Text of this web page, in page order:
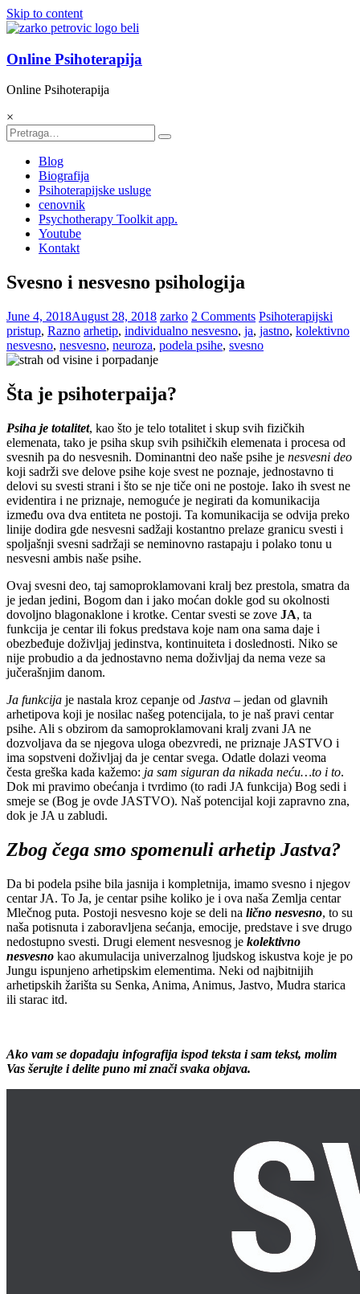
Skip to content
Online Psihoterapija
Online Psihoterapija
×
Blog
Biografija
Psihoterapijske usluge
cenovnik
Psychotherapy Toolkit app.
Youtube
Kontakt
Svesno i nesvesno psihologija
June 4, 2018August 28, 2018 zarko 2 Comments Psihoterapijski
pristup, Razno arhetip, individualno nesvesno, ja, jastno, kolektivno
nesvesno, nesvesno, neuroza, podela psihe, svesno
Šta je psihoterpaija?
Psiha je totalitet, kao što je telo totalitet i skup svih fizičkih
elemenata, tako je psiha skup svih psihičkih elemenata i procesa od
svesnih pa do nesvesnih. Dominantni deo naše psihe je nesvesni deo
koji sadrži sve delove psihe koje svest ne poznaje, jednostavno ti
delovi su svesti strani i što se nje tiče oni ne postoje. Iako ih svest ne
evidentira i ne priznaje, nemoguće je negirati da komunikacija
između ova dva entiteta ne postoji. Ta komunikacija se odvija preko
linije dodira gde nesvesni sadžaji kostantno prelaze granicu svesti i
spoljašnji svesni sadržaji se neminovno rastapaju i polako tonu u
nesvesni ambis naše psihe.
Ovaj svesni deo, taj samoproklamovani kralj bez prestola, smatra da
je jedan jedini, Bogom dan i jako moćan dokle god su okolnosti
dovoljno blagonaklone i krotke. Centar svesti se zove JA, ta
funkcija je centar ili fokus predstava koje nam ona sama daje i
obezbeđuje doživljaj jedinstva, kontinuiteta i doslednosti. Niko se
nije probudio a da jednostavno nema doživljaj da nema veze sa
jučerašnjim danom.
Ja funkcija je nastala kroz cepanje od Jastva – jedan od glavnih
arhetipova koji je nosilac našeg potencijala, to je naš pravi centar
psihe. Ali s obzirom da samoproklamovani kralj zvani JA ne
dozvoljava da se njegova uloga obezvredi, ne priznaje JASTVO i
ima sopstveni doživljaj da je centar svega. Odatle dolazi veoma
česta greška kada kažemo: ja sam siguran da nikada neću…to i to.
Dok mi pravimo obećanja i tvrdimo (to radi JA funkcija) Bog sedi i
smeje se (Bog je ovde JASTVO). Naš potencijal koji zapravno zna,
dok je JA u zabludi.
Zbog čega smo spomenuli arhetip Jastva?
Da bi podela psihe bila jasnija i kompletnija, imamo svesno i njegov
centar JA. To Ja, je centar psihe koliko je i ova naša Zemlja centar
Mlečnog puta. Postoji nesvesno koje se deli na lično nesvesno, to su
naša potisnuta i zaboravljena sećanja, emocije, predstave i sve drugo
nedostupno svesti. Drugi element nesvesnog je kolektivno
nesvesno kao akumulacija univerzalnog ljudskog iskustva koje je po
Jungu ispunjeno arhetipskim elementima. Neki od najbitnijih
arhetipskih žarišta su Senka, Anima, Animus, Jastvo, Mudra starica
ili starac itd.
Ako vam se dopadaju infografija ispod teksta i sam tekst, molim
Vas šerujte i delite puno mi znači svaka objava.